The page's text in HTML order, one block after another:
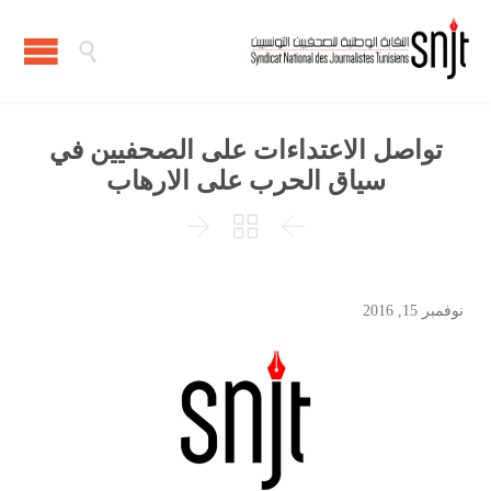

تواصل الاعتداءات على الصحفيين في
سياق الحرب على الارهاب



نوفمبر 15, 2016